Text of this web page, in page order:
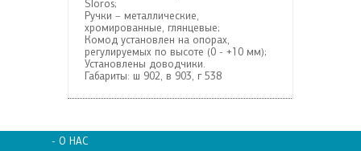
Sloros;
Ручки – металлические,
хромированные, глянцевые;
Комод установлен на опорах,
регулируемых по высоте (0 - +10 мм);
Установлены доводчики.
Габариты: ш 902, в 903, г 538
- О НАС